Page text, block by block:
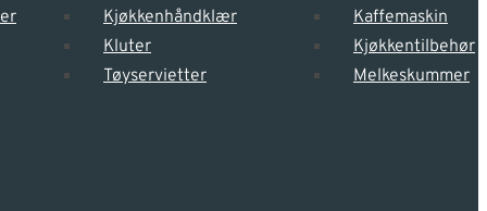
Kjøkkenhåndklær
Kluter
Tøyservietter
Kaffemaskin
Kjøkkentilbehør
Melkeskummer